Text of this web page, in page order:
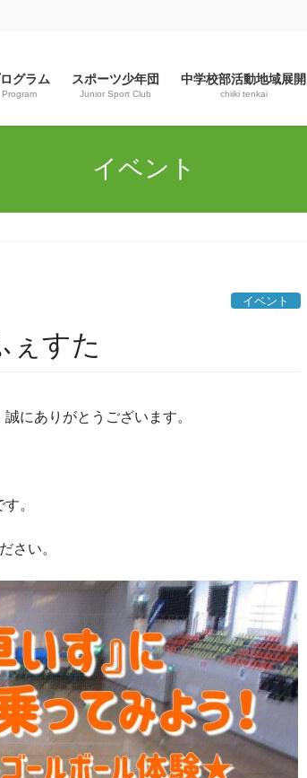
グラム
Program
スポーツ少年団
Junior Sport Club
中学校部活動地域展開
chiiki tenkai
イベント
イベント
ぇすた
にありがとうございます。
。
さい。